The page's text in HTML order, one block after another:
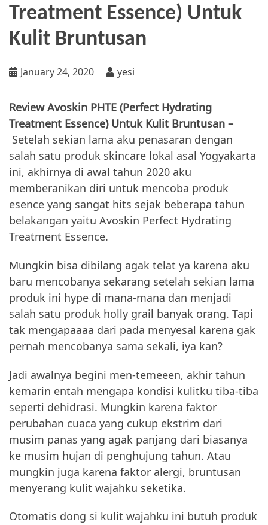
Treatment Essence) Untuk
Kulit Bruntusan
January 24, 2020 yesi
Review Avoskin PHTE (Perfect Hydrating
Treatment Essence) Untuk Kulit Bruntusan –
Setelah sekian lama aku penasaran dengan
salah satu produk skincare lokal asal Yogyakarta
ini, akhirnya di awal tahun 2020 aku
memberanikan diri untuk mencoba produk
esence yang sangat hits sejak beberapa tahun
belakangan yaitu Avoskin Perfect Hydrating
Treatment Essence.
Mungkin bisa dibilang agak telat ya karena aku
baru mencobanya sekarang setelah sekian lama
produk ini hype di mana-mana dan menjadi
salah satu produk holly grail banyak orang. Tapi
tak mengapaaaa dari pada menyesal karena gak
pernah mencobanya sama sekali, iya kan?
Jadi awalnya begini men-temeeen, akhir tahun
kemarin entah mengapa kondisi kulitku tiba-tiba
seperti dehidrasi. Mungkin karena faktor
perubahan cuaca yang cukup ekstrim dari
musim panas yang agak panjang dari biasanya
ke musim hujan di penghujung tahun. Atau
mungkin juga karena faktor alergi, bruntusan
menyerang kulit wajahku seketika.
Otomatis dong si kulit wajahku ini butuh produk